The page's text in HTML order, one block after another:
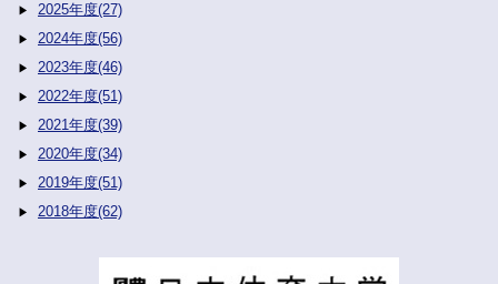
2025年度(27)
2024年度(56)
2023年度(46)
2022年度(51)
2021年度(39)
2020年度(34)
2019年度(51)
2018年度(62)